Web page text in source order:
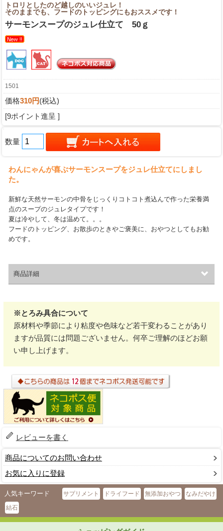
トロリとしたのど越しのいいジュレ！
そのままでも、フードのトッピングにもおススメです！
サーモンスープのジュレ仕立て 50ｇ
1501
価格310円(税込)
[9ポイント進呈 ]
数量
わんにゃんが喜ぶサーモンスープをジュレ仕立てにしまし
た。
新鮮な天然サーモンの中骨をじっくりコトコト煮込んで作った栄養満
点のスープのジュレタイプです！
夏は冷やして、冬は温めて。。。
フードのトッピング、お散歩のときやご褒美に、おやつとしてもお勧
めです。
商品詳細
※とろみ具合について
原材料や季節により粘度や色味など若干変わることがあり
ますが品質には問題ございません。何卒ご理解のほどお願
い申し上げます。
レビューを書く
商品についてのお問い合わせ
お気に入りに登録
人気キーワード サプリメント ドライフード 無添加おやつ
なみだやけ
結石